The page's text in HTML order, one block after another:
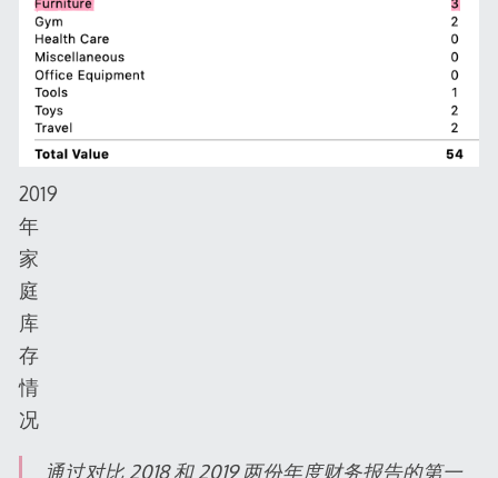
2019
年
家
庭
库
存
情
况
通过对比 2018 和 2019 两份年度财务报告的第一